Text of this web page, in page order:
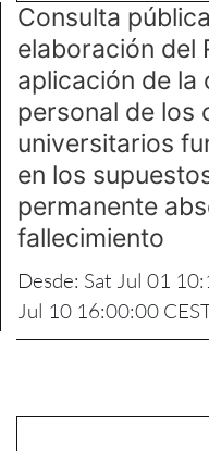
Consulta
elaboración del
aplicación de la
personal de los
universitarios
en los
permanente
fallecimiento
Desde: Sat Jul 01
Jul 10 16:00:00